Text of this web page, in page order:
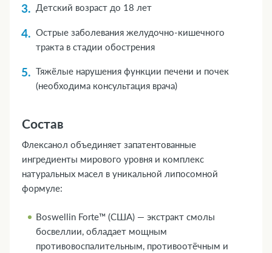
Детский возраст до 18 лет
Острые заболевания желудочно-кишечного
тракта в стадии обострения
Тяжёлые нарушения функции печени и почек
(необходима консультация врача)
Состав
Флексанол объединяет запатентованные
ингредиенты мирового уровня и комплекс
натуральных масел в уникальной липосомной
формуле:
Boswellin Forte™ (США) — экстракт смолы
босвеллии, обладает мощным
противовоспалительным, противоотёчным и